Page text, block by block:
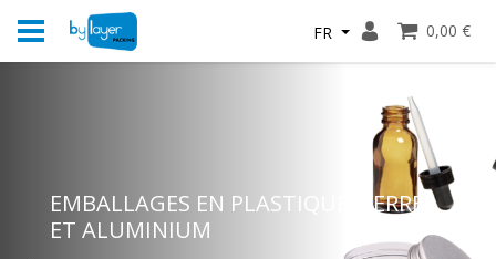
FR
0,00 €
NOUS SOMMES FERMÉS POUR LES
VACANCES. NOUS AVONS ROUVERT LE
19 AOÛT.
EMBALLAGES EN PLASTIQUE, VERRE
ET ALUMINIUM